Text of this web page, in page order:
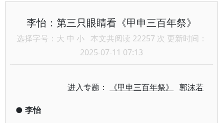
李怡：第三只眼睛看《甲申三百年祭》
选择字号： 大 中 小 本文共阅读 22257 次 更新时间：
2025-07-11 07:13
进入专题： 《甲申三百年祭》 郭沫若
● 李怡